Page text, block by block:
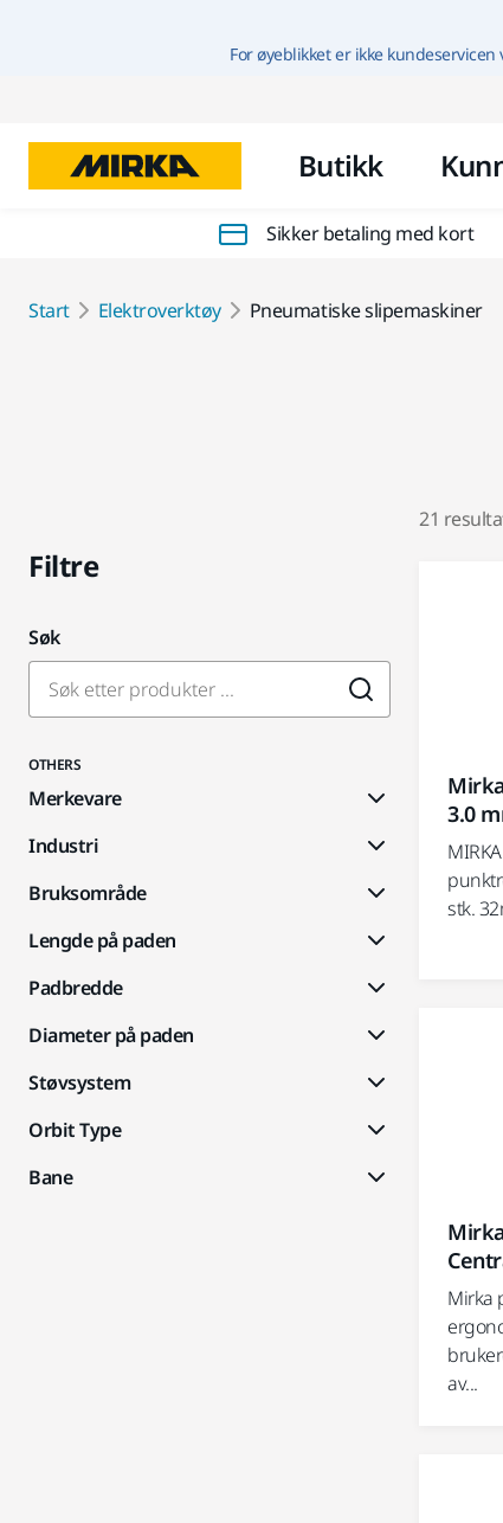
For øyeblikket er ikke
Butikk
Sikker betaling med kort
Start Elektroverktøy Pneumatiske slipemaskiner
21
Filtre
Søk
OTHERS
Merkevare
Industri
Bruksområde
Lengde på paden
Padbredde
Diameter på paden
Støvsystem
Orbit Type
Bane
3.0
stk.
Mirka
av...